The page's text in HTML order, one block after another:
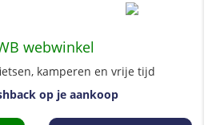
webwinkel
kamperen en vrije tijd
op je aankoop